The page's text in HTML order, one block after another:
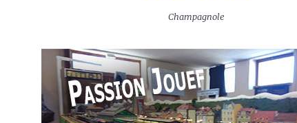
Champagnole